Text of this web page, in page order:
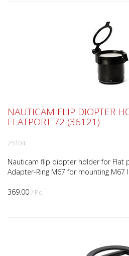
369.00 / Pc.
NAUTICAM FLIP DIOPTER
FLATPORT 72 (36121)
25104
Nauticam flip diopter holder for Flat
Adapter-Ring M67 for mounting
36121. The Lens Adapter is